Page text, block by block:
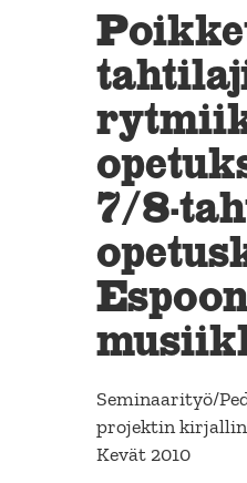
7/8-
Seminaarityö/
projektin
Kevät 2010